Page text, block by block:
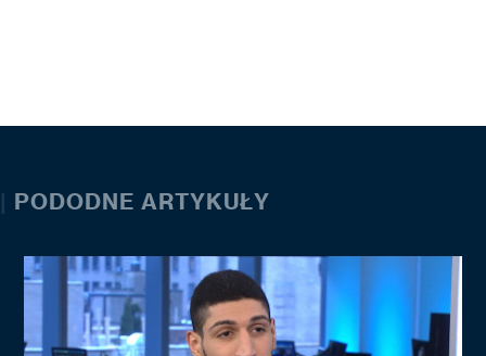
| PODODNE ARTYKUŁY